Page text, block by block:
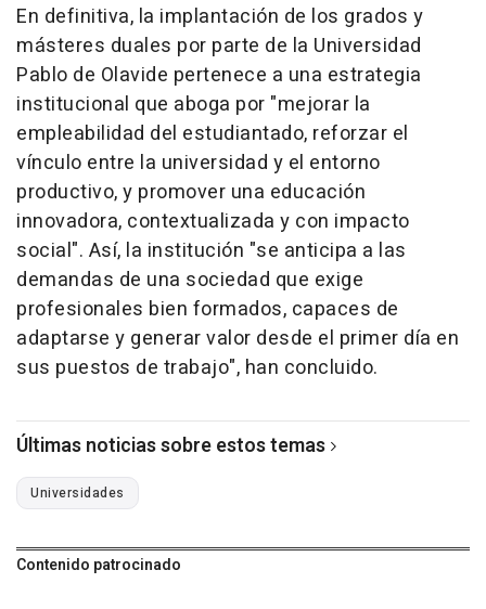
En definitiva, la implantación de los grados y
másteres duales por parte de la Universidad
Pablo de Olavide pertenece a una estrategia
institucional que aboga por "mejorar la
empleabilidad del estudiantado, reforzar el
vínculo entre la universidad y el entorno
productivo, y promover una educación
innovadora, contextualizada y con impacto
social". Así, la institución "se anticipa a las
demandas de una sociedad que exige
profesionales bien formados, capaces de
adaptarse y generar valor desde el primer día en
sus puestos de trabajo", han concluido.
Últimas noticias sobre estos temas
Universidades
Contenido patrocinado